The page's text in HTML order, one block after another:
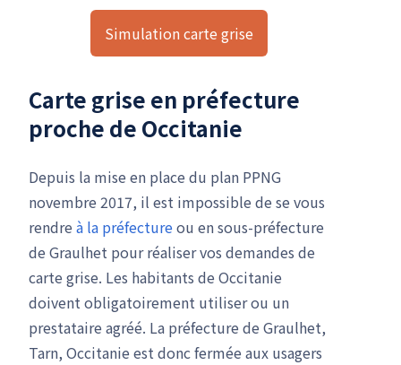
Simulation carte grise
Carte grise en préfecture
proche de Occitanie
Depuis la mise en place du plan PPNG
novembre 2017, il est impossible de se vous
rendre à la préfectureou en sous-préfecture
de Graulhet pour réaliser vos demandes de
carte grise. Les habitants de Occitanie
doivent obligatoirement utiliser ou un
prestataire agréé. La préfecture de Graulhet,
Tarn, Occitanie est donc fermée aux usagers